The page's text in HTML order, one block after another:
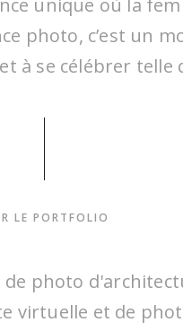
unique où la
photo, c’est un
à se célébrer telle
LE PORTFOLIO
de photo
virtuelle et de
une ambiance